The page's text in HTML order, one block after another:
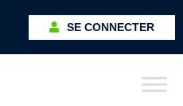
SE CONNECTER